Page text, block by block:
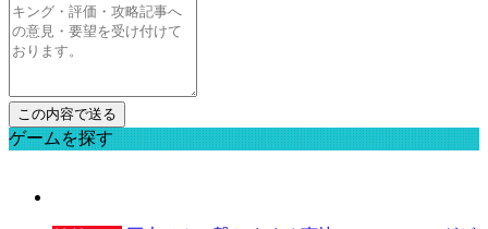
ゲームを探す